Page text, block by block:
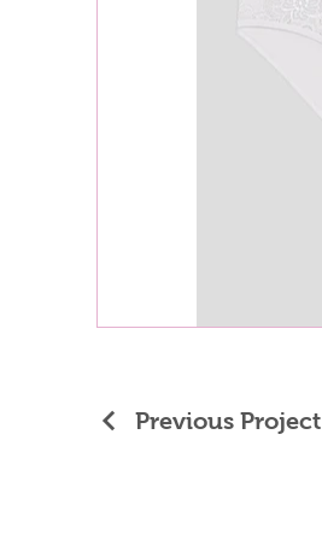
Previous Project